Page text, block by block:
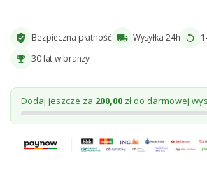
verified_user Bezpieczna płatność local_shipping Wysyłka 24h replay
emoji_events 30 lat w branzy
Dodaj jeszcze za 200,00 zł do darmowej